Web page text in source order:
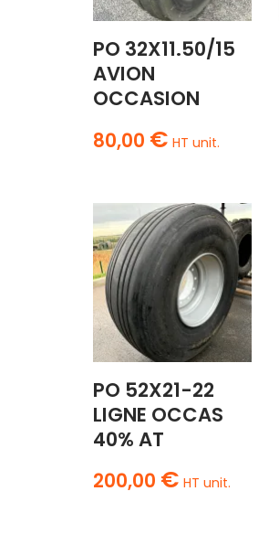
PO 32X11.50/15
AVION
OCCASION
80,00 € HT unit.
PO 52X21-22
LIGNE OCCAS
40% AT
200,00 € HT unit.